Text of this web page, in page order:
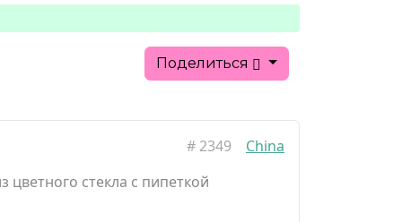
Поделиться
# 2349
China
цветного стекла с пипеткой